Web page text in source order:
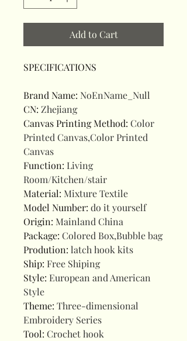
Add to Cart
SPECIFICATIONS
Brand Name: NoEnName_Null
CN: Zhejiang
Canvas Printing Method: Color
Printed Canvas,Color Printed
Canvas
Function: Living
Room/Kitchen/stair
Material: Mixture Textile
Model Number: do it yourself
Origin: Mainland China
Package: Colored Box,Bubble bag
Prodution: latch hook kits
Ship: Free Shiping
Style: European and American
Style
Theme: Three-dimensional
Embroidery Series
Tool: Crochet hook